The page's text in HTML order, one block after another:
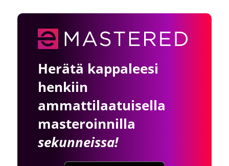
Herätä kappaleesi
henkiin
ammattilaatuisella
masteroinnilla
sekunneissa!